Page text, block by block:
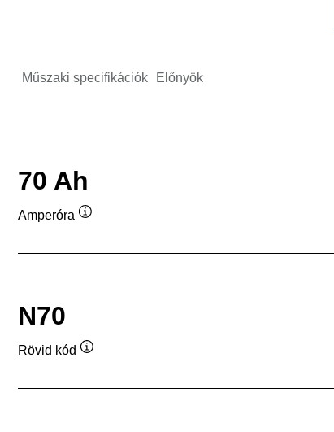
Műszaki specifikációk Előnyök
70 Ah
Amperóra
N70
Rövid kód